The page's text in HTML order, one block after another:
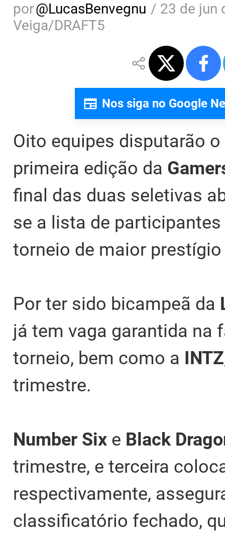
por@LucasBenvegnu / 23 de jun
Veiga/DRAFT5
Nos siga no Google
Oito equipes disputarão
primeira edição da
final das duas seletivas
se a lista de
torneio de maior
Por ter sido bicampeã da
já tem vaga garantida na
torneio, bem como a INTZ
trimestre.
Number Six e Black
trimestre, e terceira
respectivamente,
classificatório fechado,